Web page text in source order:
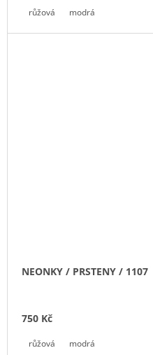
růžová modrá
NEONKY / PRSTENY / 1107
750 Kč
růžová modrá